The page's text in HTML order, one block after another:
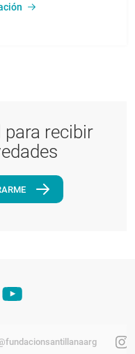
para recibir